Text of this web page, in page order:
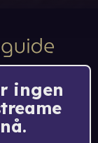
ingen